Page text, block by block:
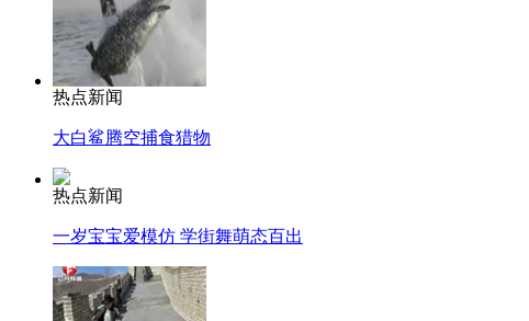
热点新闻
大白鲨腾空捕食猎物
热点新闻
一岁宝宝爱模仿 学街舞萌态百出